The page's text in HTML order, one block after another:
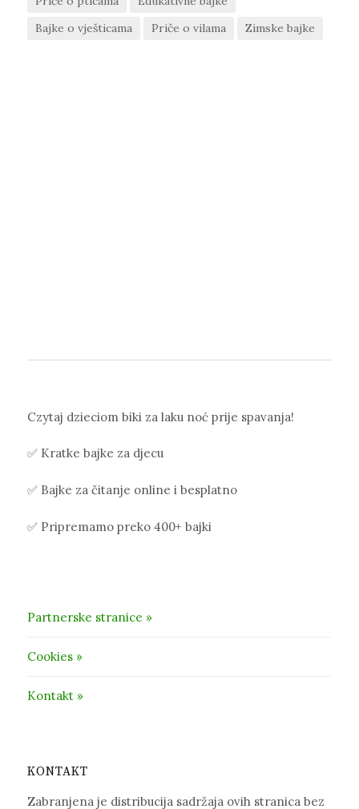
Bajke o vješticama
Priče o vilama Zimske bajke
Czytaj dzieciom biki za laku noć prije spavanja!
✅ Kratke bajke za djecu
✅ Bajke za čitanje online i besplatno
✅ Pripremamo preko 400+ bajki
Partnerske stranice »
Cookies »
Kontakt »
KONTAKT
Zabranjena je distribucija sadržaja ovih stranica bez